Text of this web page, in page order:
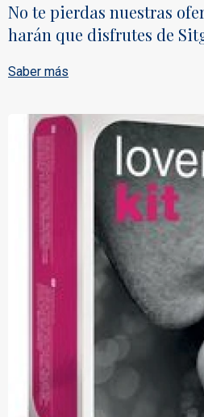
No te pierdas nuestras
harán que disfrutes de
Saber más